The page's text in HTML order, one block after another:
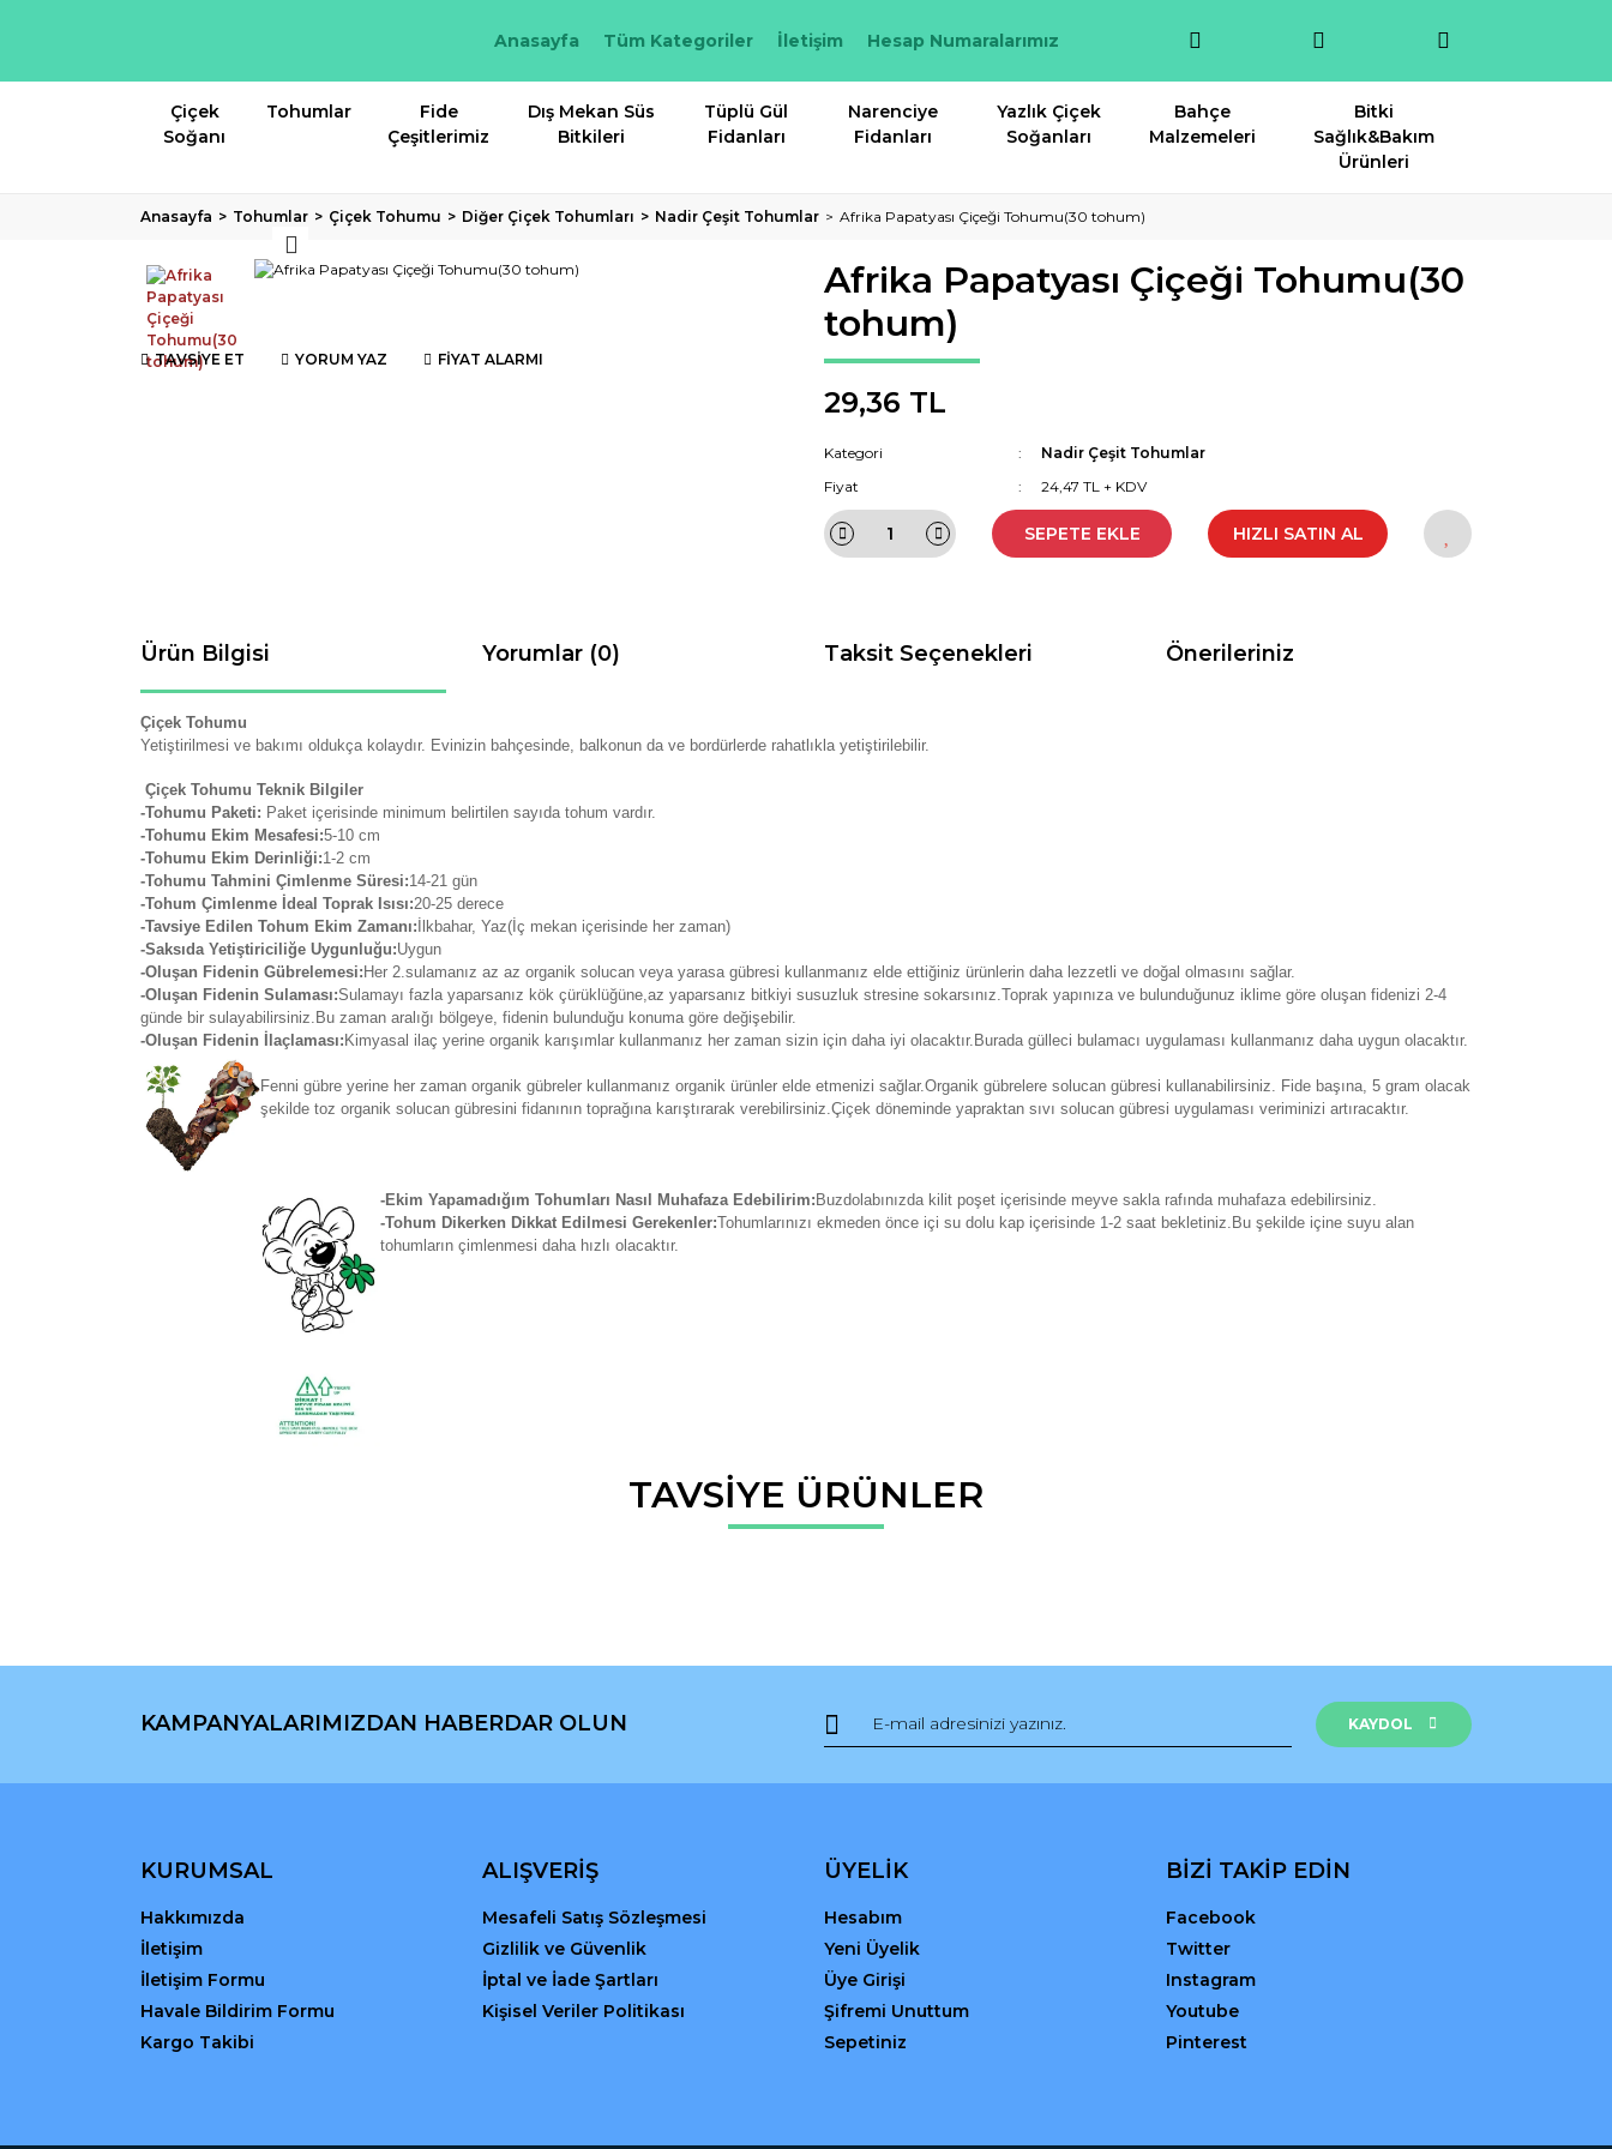
Anasayfa Tüm Kategoriler İletişim Hesap Numaralarımız
Çiçek
Soğanı
Tohumlar
Fide
Çeşitlerimiz
Dış Mekan Süs
Bitkileri
Tüplü Gül
Fidanları
Narenciye
Fidanları
Yazlık Çiçek
Soğanları
Bahçe
Malzemeleri
Bitki
Sağlık&Bakım
Ürünleri
Anasayfa Tohumlar Çiçek Tohumu Diğer Çiçek Tohumları Nadir Çeşit Tohumlar Afrika Papatyası Çiçeği Tohumu(30 tohum)
TAVSİYE ET YORUM YAZ FİYAT ALARMI
Afrika Papatyası Çiçeği Tohumu(30
tohum)
29,36 TL
Kategori
Nadir Çeşit Tohumlar
Fiyat
24,47 TL + KDV
SEPETE EKLE HIZLI SATIN AL
Ürün Bilgisi Yorumlar (0) Taksit Seçenekleri Önerileriniz
Çiçek Tohumu
Yetiştirilmesi ve bakımı oldukça kolaydır. Evinizin bahçesinde, balkonun da ve bordürlerde rahatlıkla yetiştirilebilir.
Çiçek Tohumu Teknik Bilgiler
-Tohumu Paketi: Paket içerisinde minimum belirtilen sayıda tohum vardır.
-Tohumu Ekim Mesafesi:5-10 cm
-Tohumu Ekim Derinliği:1-2 cm
-Tohumu Tahmini Çimlenme Süresi:14-21 gün
-Tohum Çimlenme İdeal Toprak Isısı:20-25 derece
-Tavsiye Edilen Tohum Ekim Zamanı: İlkbahar, Yaz(İç mekan içerisinde her zaman)
-Saksıda Yetiştiriciliğe Uygunluğu:Uygun
-Oluşan Fidenin Gübrelemesi: Her 2.sulamanız az az organik solucan veya yarasa gübresi kullanmanız elde ettiğiniz ürünlerin daha lezzetli ve doğal olmasını sağlar.
-Oluşan Fidenin Sulaması:Sulamayı fazla yaparsanız kök çürüklüğüne,az yaparsanız bitkiyi susuzluk stresine sokarsınız.Toprak yapınıza ve bulunduğunuz iklime göre oluşan fidenizi 2-4
günde bir sulayabilirsiniz.Bu zaman aralığı bölgeye, fidenin bulunduğu konuma göre değişebilir.
-Oluşan Fidenin İlaçlaması: Kimyasal ilaç yerine organik karışımlar kullanmanız her zaman sizin için daha iyi olacaktır.Burada gülleci bulamacı uygulaması kullanmanız daha uygun olacaktır.
Fenni gübre yerine her zaman organik gübreler kullanmanız organik ürünler elde etmenizi sağlar.Organik gübrelere solucan gübresi kullanabilirsiniz. Fide başına, 5 gram olacak
şekilde toz organik solucan gübresini fidanının toprağına karıştırarak verebilirsiniz.Çiçek döneminde yapraktan sıvı solucan gübresi uygulaması veriminizi artıracaktır.
-Ekim Yapamadığım Tohumları Nasıl Muhafaza Edebilirim: Buzdolabınızda kilit poşet içerisinde meyve sakla rafında muhafaza edebilirsiniz.
-Tohum Dikerken Dikkat Edilmesi Gerekenler:Tohumlarınızı ekmeden önce içi su dolu kap içerisinde 1-2 saat bekletiniz.Bu şekilde içine suyu alan
tohumların çimlenmesi daha hızlı olacaktır.
Bu ürüne ilk yorumu siz yapın!
Bu ürünün fiyat bilgisi, resim, ürün açıklamalarında ve diğer konularda yetersiz gördüğünüz noktaları öneri formunu kullanarak tarafımıza iletebilirsiniz.
TAVSİYE ÜRÜNLER
KAMPANYALARIMIZDAN HABERDAR OLUN KAYDOL
KURUMSAL
Hakkımızda
İletişim
İletişim Formu
Havale Bildirim Formu
Kargo Takibi
ALIŞVERİŞ
Mesafeli Satış Sözleşmesi
Gizlilik ve Güvenlik
İptal ve İade Şartları
Kişisel Veriler Politikası
ÜYELİK
Hesabım
Yeni Üyelik
Üye Girişi
Şifremi Unuttum
Sepetiniz
BİZİ TAKİP EDİN
Facebook
Twitter
Instagram
Youtube
Pinterest